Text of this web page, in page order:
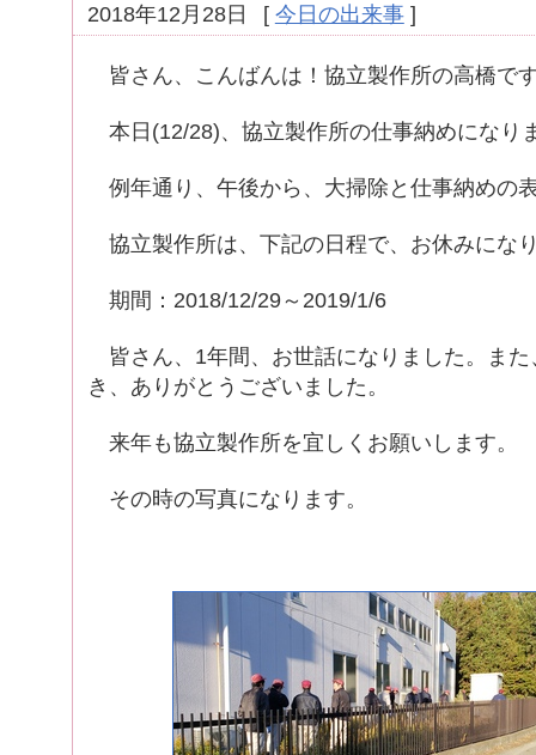
2018年12月28日 [ 今日の出来事]
皆さん、こんばんは！協立製作所の高橋で
本日(12/28)、協立製作所の仕事納めになり
例年通り、午後から、大掃除と仕事納めの
協立製作所は、下記の日程で、お休みにな
期間：2018/12/29～2019/1/6
皆さん、1年間、お世話になりました。また
き、ありがとうございました。
来年も協立製作所を宜しくお願いします。
その時の写真になります。